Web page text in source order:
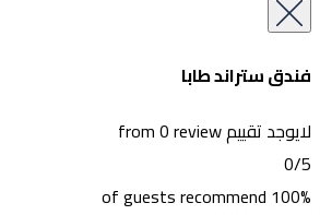
فندق ستراند طابا
لايوجد تقييمfrom 0 review
0/5
100% of guests recommend